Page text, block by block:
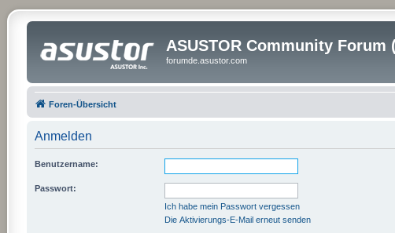
ASUSTOR Community Forum
forumde.asustor.com
Foren-Übersicht
Anmelden
Benutzername:
Passwort:
Ich habe mein Passwort vergessen
Die Aktivierungs-E-Mail erneut senden